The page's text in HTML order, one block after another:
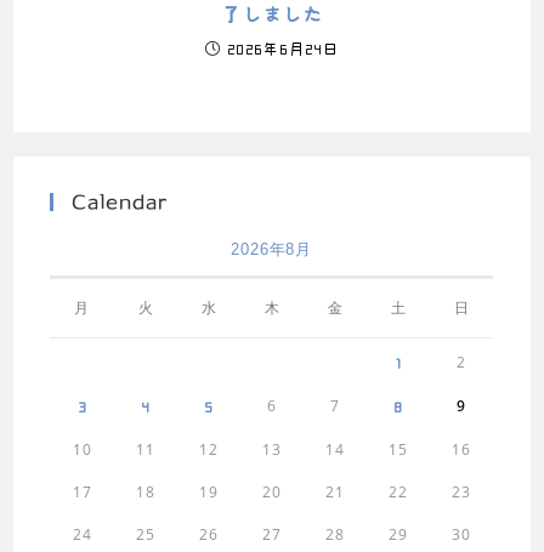
了しました
2026年6月24日
Calendar
2026年8月
月 火 水 木 金 土 日
1 2
3 4 5 6 7 8 9
10 11 12 13 14 15 16
17 18 19 20 21 22 23
24 25 26 27 28 29 30